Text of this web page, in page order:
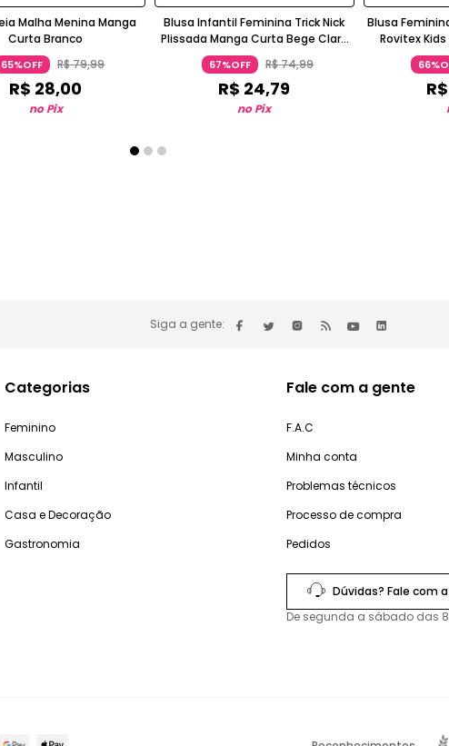
Malha Menina Manga
Curta Branco
65%OFF R$79,99
R$ 28,00
no Pix
Blusa Infantil Feminina Trick Nick
Plissada Manga Curta Bege Claro
Rovitex Kids
67%OFF R$74,99
R$ 24,79
no Pix
Blusa
Rovitex
R$
Siga a gente:
Categorias
Feminino
Masculino
Infantil
Casa e Decoração
Gastronomia
Fale com a gente
F.A.C
Minha conta
Problemas técnicos
Processo de compra
Pedidos
Dúvidas? Fale com
De segunda a sábado das